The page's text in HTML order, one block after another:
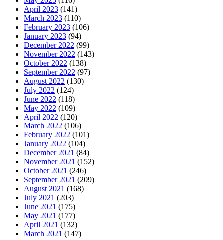
April 2023 (141)
March 2023 (110)
February 2023 (106)
January 2023 (94)
December 2022 (99)
November 2022 (143)
October 2022 (138)
September 2022 (97)
August 2022 (130)
July 2022 (124)
June 2022 (118)
May 2022 (109)
April 2022 (120)
March 2022 (106)
February 2022 (101)
January 2022 (104)
December 2021 (84)
November 2021 (152)
October 2021 (246)
September 2021 (209)
August 2021 (168)
July 2021 (203)
June 2021 (175)
May 2021 (177)
April 2021 (132)
March 2021 (147)